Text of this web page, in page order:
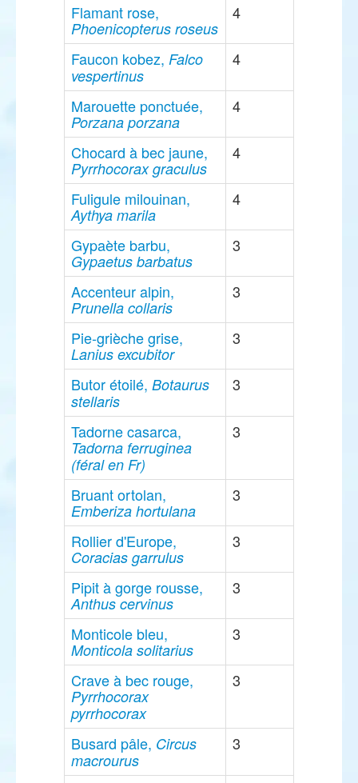
Flamant rose,
Phoenicopterus roseus
4
Faucon kobez, Falco
vespertinus
4
Marouette ponctuée,
Porzana porzana
4
Chocard à bec jaune,
Pyrrhocorax graculus
4
Fuligule milouinan,
Aythya marila
4
Gypaète barbu,
Gypaetus barbatus
3
Accenteur alpin,
Prunella collaris
3
Pie-grièche grise,
Lanius excubitor
3
Butor étoilé, Botaurus
stellaris
3
Tadorne casarca,
Tadorna ferruginea
(féral en Fr)
3
Bruant ortolan,
Emberiza hortulana
3
Rollier d'Europe,
Coracias garrulus
3
Pipit à gorge rousse,
Anthus cervinus
3
Monticole bleu,
Monticola solitarius
3
Crave à bec rouge,
Pyrrhocorax
pyrrhocorax
3
Busard pâle, Circus
macrourus
3